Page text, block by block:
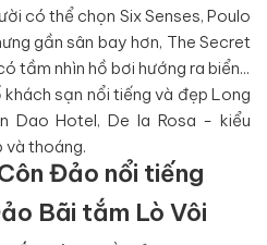
có thể chọn Six Senses, Poulo
gần sân bay hơn, The Secret
tầm nhìn hồ bơi hướng ra biển...
sạn nổi tiếng và đẹp Long
Dao Hotel, De la Rosa - kiểu
và thoáng.
Đảo nổi tiếng
Bãi tắm Lò Vôi